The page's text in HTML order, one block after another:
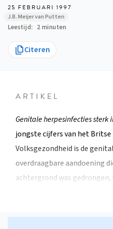
25 FEBRUARI 1997
J.B. Meijer van Putten
Leestijd 2 minuten
Citeren
ARTIKEL
Genitale herpesinfecties sterk
jongste cijfers van het
Volksgezondheid is de
overdraagbare aandoening
achtergrond was